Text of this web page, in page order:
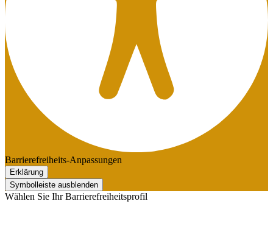
Barrierefreiheits-Anpassungen
Erklärung
Symbolleiste ausblenden
Wählen Sie Ihr Barrierefreiheitsprofil